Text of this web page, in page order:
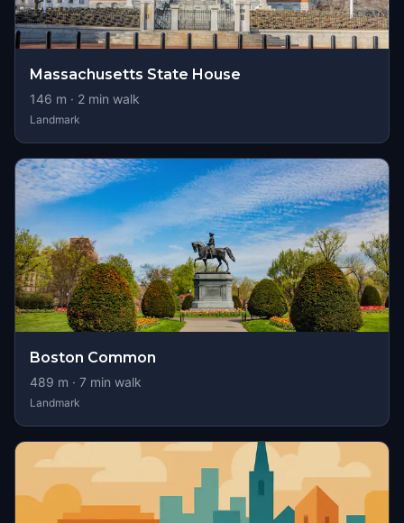
Massachusetts State House
146 m · 2 min walk
Landmark
Boston Common
489 m · 7 min walk
Landmark